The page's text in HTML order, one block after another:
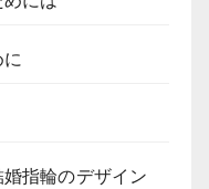
指輪のデザイン